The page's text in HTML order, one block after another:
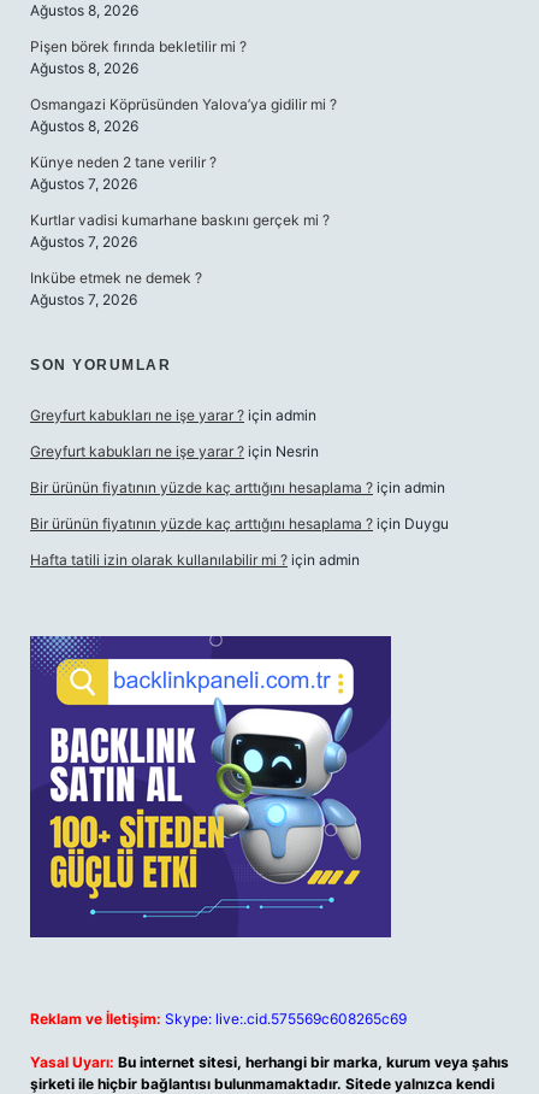
Ağustos 8, 2026
Pişen börek fırında bekletilir mi ?
Ağustos 8, 2026
Osmangazi Köprüsünden Yalova’ya gidilir mi ?
Ağustos 8, 2026
Künye neden 2 tane verilir ?
Ağustos 7, 2026
Kurtlar vadisi kumarhane baskını gerçek mi ?
Ağustos 7, 2026
Inkübe etmek ne demek ?
Ağustos 7, 2026
SON YORUMLAR
Greyfurt kabukları ne işe yarar ? için admin
Greyfurt kabukları ne işe yarar ? için Nesrin
Bir ürünün fiyatının yüzde kaç arttığını hesaplama ? için admin
Bir ürünün fiyatının yüzde kaç arttığını hesaplama ? için Duygu
Hafta tatili izin olarak kullanılabilir mi ? için admin
Reklam ve İletişim: Skype: live:.cid.575569c608265c69
Yasal Uyarı: Bu internet sitesi, herhangi bir marka, kurum veya şahıs
şirketi ile hiçbir bağlantısı bulunmamaktadır. Sitede yalnızca kendi